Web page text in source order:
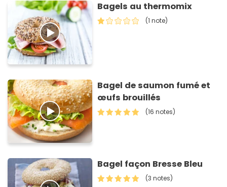
Bagels au thermomix
(1 note)
Bagel de saumon fumé et
œufs brouillés
(16 notes)
Bagel façon Bresse Bleu
(3 notes)